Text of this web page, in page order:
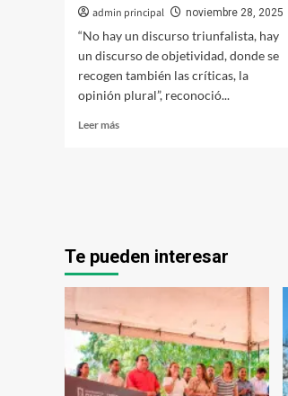
admin principal noviembre 28, 2025
“No hay un discurso triunfalista, hay
un discurso de objetividad, donde se
recogen también las críticas, la
opinión plural”, reconoció...
Leer másLeer
avances
dificultades:
Tere
Guerra
Te pueden interesar